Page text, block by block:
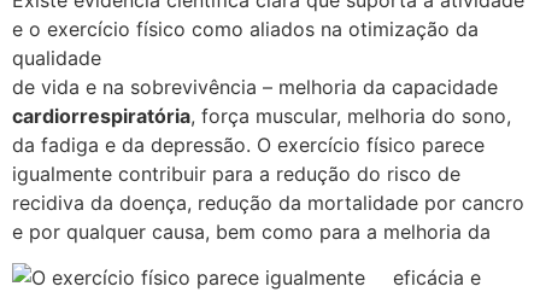
e o exercício físico como aliados na otimização da
qualidade
de vida e na sobrevivência – melhoria da capacidade
cardiorrespiratória, força muscular, melhoria do sono,
da fadiga e da depressão. O exercício físico parece
igualmente contribuir para a redução do risco de
recidiva da doença, redução da mortalidade por cancro
e por qualquer causa, bem como para a melhoria da
eficácia e